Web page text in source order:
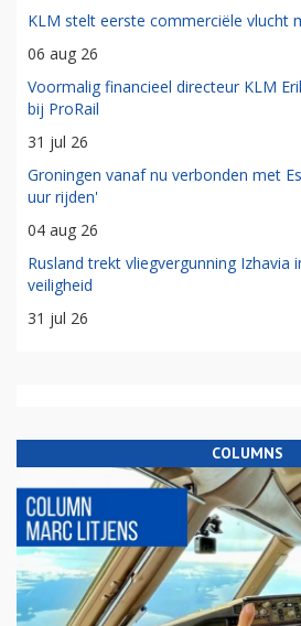
KLM stelt eerste commerciële vlucht
06 aug 26
Voormalig financieel directeur KLM
bij ProRail
31 jul 26
Groningen vanaf nu verbonden met
uur rijden'
04 aug 26
Rusland trekt vliegvergunning Izhavia
veiligheid
31 jul 26
COLUMNS